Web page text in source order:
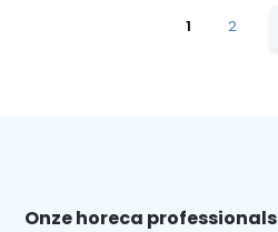
1 2
Onze horeca professionals